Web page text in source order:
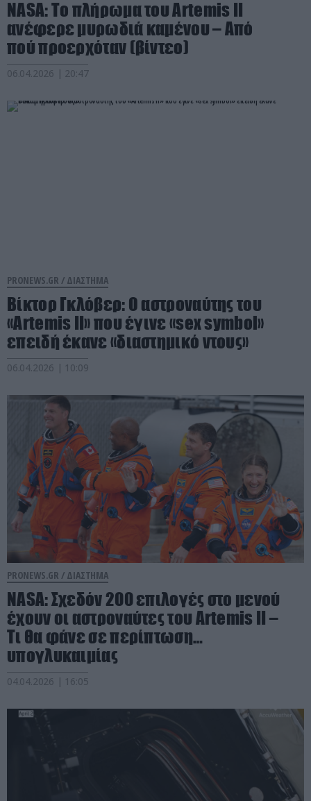
ΝASA: Το πλήρωμα του Artemis ΙΙ
ανέφερε μυρωδιά καμένου – Από
πού προερχόταν (βίντεο)
06.04.2026 | 20:47
PRONEWS.GR / ΔΙΑΣΤΗΜΑ
Βίκτορ Γκλόβερ: Ο αστροναύτης του
«Artemis II» που έγινε «sex symbol»
επειδή έκανε «διαστημικό ντους»
06.04.2026 | 10:09
PRONEWS.GR / ΔΙΑΣΤΗΜΑ
NASA: Σχεδόν 200 επιλογές στο μενού
έχουν οι αστροναύτες του Artemis II –
Τι θα φάνε σε περίπτωση…
υπογλυκαιμίας
04.04.2026 | 16:05